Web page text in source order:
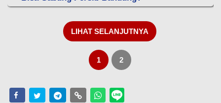
LIHAT SELANJUTNYA
1 2